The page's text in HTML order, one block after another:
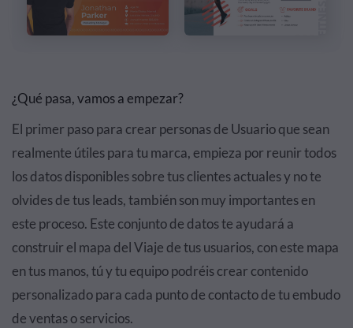
¿Qué pasa, vamos a empezar?
El primer paso para crear personas de Usuario que sean
realmente útiles para tu marca, empieza por reunir todos
los datos disponibles sobre tus clientes actuales y no te
olvides de tus leads, también son muy importantes en
este proceso. Este conjunto de datos te ayudará a
construir el mapa del Viaje de tus usuarios, con este mapa
en tus manos, tú y tu equipo podréis crear contenido
personalizado para cada punto de contacto de tu embudo
de ventas o servicios.